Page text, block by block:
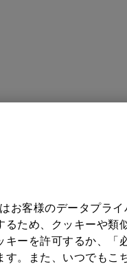
お客様のデータプラ
るため、クッキーや類
キーを許可するか、「
す。また、いつでもこ
: ホ